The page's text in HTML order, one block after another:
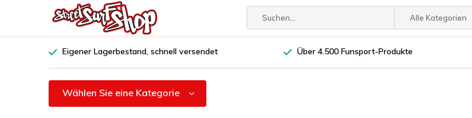
Alle Kategorien
Eigener Lagerbestand, schnell versendet Über 4.500 Funsport-Produkte
Wählen Sie eine Kategorie